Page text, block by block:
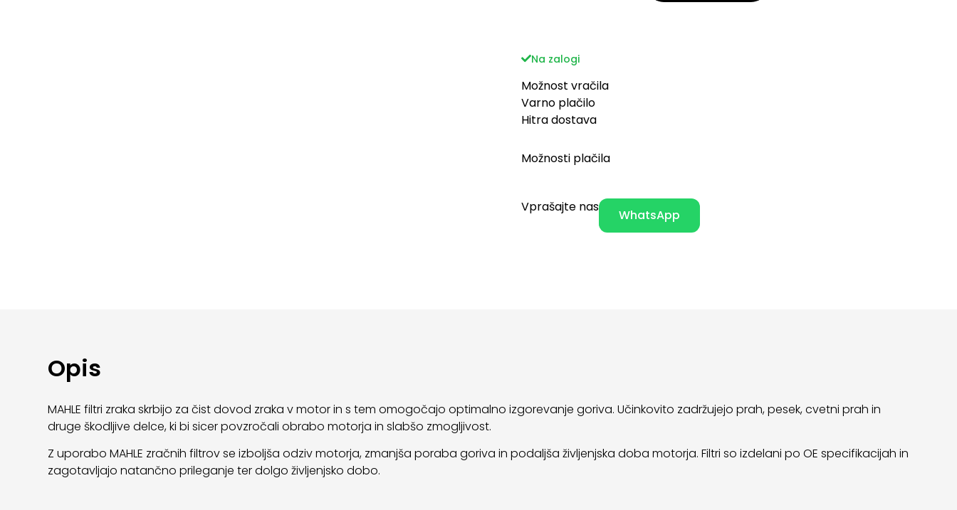
Na zalogi
Možnost vračila
Varno plačilo
Hitra dostava
Možnosti plačila
Vprašajte nas
WhatsApp
Opis
MAHLE filtri zraka skrbijo za čist dovod zraka v motor in s tem omogočajo optimalno izgorevanje goriva. Učinkovito zadržujejo prah, pesek, cvetni prah in
druge škodljive delce, ki bi sicer povzročali obrabo motorja in slabšo zmogljivost.
Z uporabo MAHLE zračnih filtrov se izboljša odziv motorja, zmanjša poraba goriva in podaljša življenjska doba motorja. Filtri so izdelani po OE specifikacijah in
zagotavljajo natančno prileganje ter dolgo življenjsko dobo.